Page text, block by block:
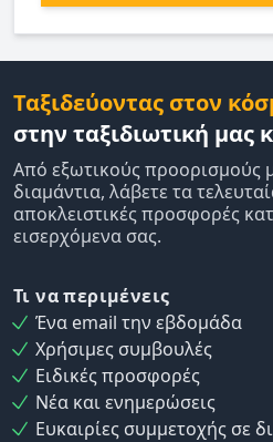
Ταξιδεύοντας στον
στην ταξιδιωτική μας
Από εξωτικούς προορισμούς
διαμάντια, λάβετε τα
αποκλειστικές προσφορές
εισερχόμενα σας.
Τι να περιμένεις
Ένα email την εβδομάδα
Χρήσιμες συμβουλές
Ειδικές προσφορές
Νέα και ενημερώσεις
Ευκαιρίες συμμετοχής σε